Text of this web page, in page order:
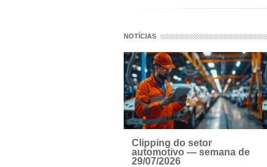
NOTÍCIAS
Clipping do setor
automotivo — semana de
29/07/2026